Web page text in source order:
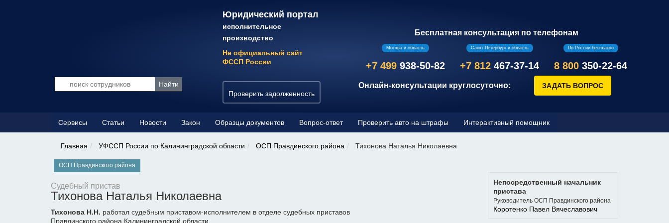
Юридический портал
исполнительное
производство
Не официальный сайт
ФССП России
Проверить задолженность
Бесплатная консультация по телефонам
Москва и область
+7 499 938-50-82
Санкт-Петербург и область
+7 812 467-37-14
По России бесплатно
8 800 350-22-64
Онлайн-консультации круглосуточно:
Сервисы Статьи Новости Закон Образцы документов Вопрос-ответ Проверить авто на штрафы Интерактивный помощник
Главная УФССП России по Калининградской области ОСП Правдинского района Тихонова Наталья Николаевна
ОСП Правдинского района
Судебный пристав
Тихонова Наталья Николаевна
Тихонова Н.Н. работал судебным приставом-исполнителем в отделе судебных приставов
Правдинского района Калининградской области
Непосредственный начальник
пристава
Руководитель ОСП Правдинского района
Коротенко Павел Вячеславович